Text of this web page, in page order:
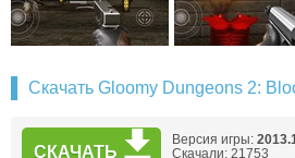
Скачать Gloomy Dungeons 2:
СКАЧАТЬ
Версия игры:
Скачали: 21753